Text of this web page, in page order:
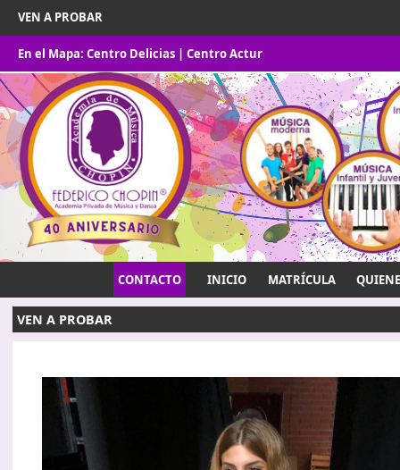
VEN A PROBAR
En el Mapa:Centro Delicias |Centro Actur
CONTACTO INICIO MATRÍCULA
VEN A PROBAR